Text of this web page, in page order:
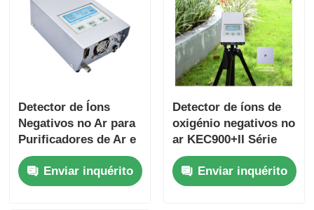
Detector de Íons
Negativos no Ar para
Purificadores de Ar e
Florestas
Enviar inquérito
Detector de íons de
oxigénio negativos no
ar KEC900+II Série
Placa de eléctrodos
paralelosEnviar inquérito